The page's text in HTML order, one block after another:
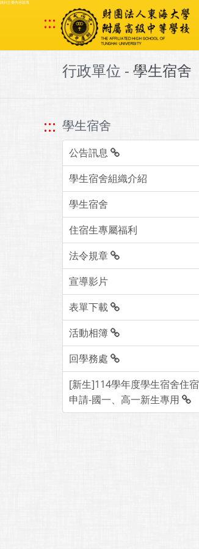
跳到主要內容區塊
:::
行政單位 - 學生宿舍
::: 學生宿舍
公告訊息
學生宿舍組織介紹
學生宿舍
住宿生專屬福利
法令規章
宣導影片
表單下載
活動相簿
回學務處
[新生]114學年度學生宿舍住宿
申請-國一、高一新生專用